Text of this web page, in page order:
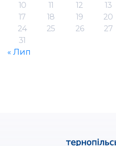
10
11 12 13
17
18 19 20
24
25 26 27
31
« Лип